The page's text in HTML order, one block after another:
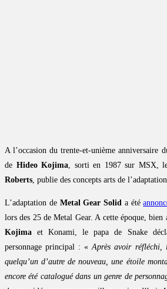
A l’occasion du trente-et-unième anniversaire
de Hideo Kojima, sorti en 1987 sur MSX,
Roberts, publie des concepts arts de
L’adaptation de Metal Gear Solid a été
lors des 25 de Metal Gear. A cette époque,
Kojima et Konami, le papa de Snake
personnage principal : «Après avoir réfléchi,
quelqu’un d’autre de nouveau, une étoile
encore été catalogué dans un genre de